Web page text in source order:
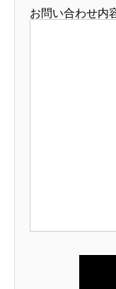
お問い合わせ内